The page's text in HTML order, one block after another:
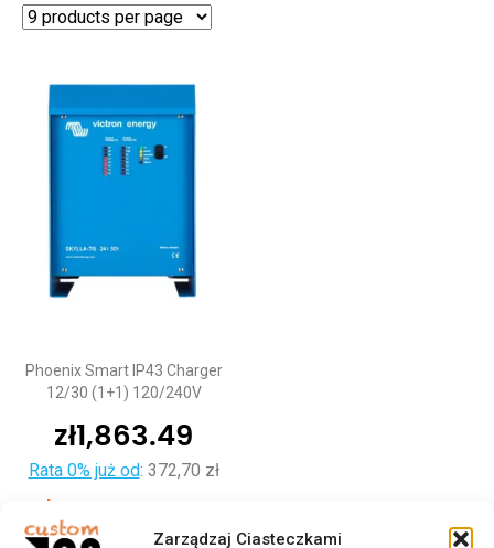
Zarządzaj Ciasteczkami
Phoenix Smart IP43 Charger
12/30 (1+1) 120/240V
zł1,863.49
Rata 0% już od: 372,70 zł